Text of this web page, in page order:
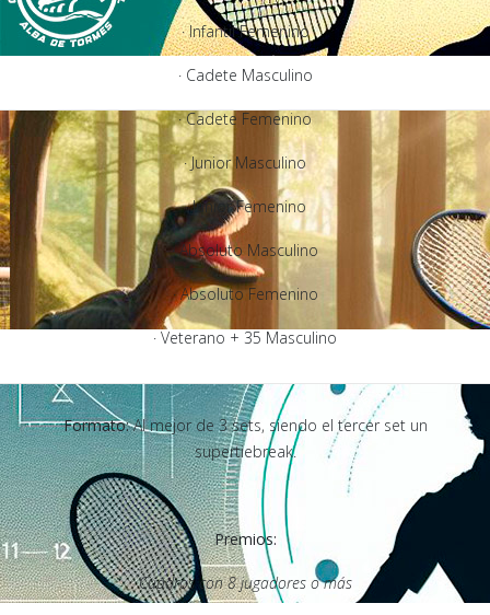
· Infantil Femenino
· Cadete Masculino
· Cadete Femenino
· Junior Masculino
· Junior Femenino
· Absoluto Masculino
· Absoluto Femenino
· Veterano + 35 Masculino
Formato:Al mejor de 3 sets, siendo el tercer set un
supertiebreak.
Premios:
Cuadros con 8 jugadores o más